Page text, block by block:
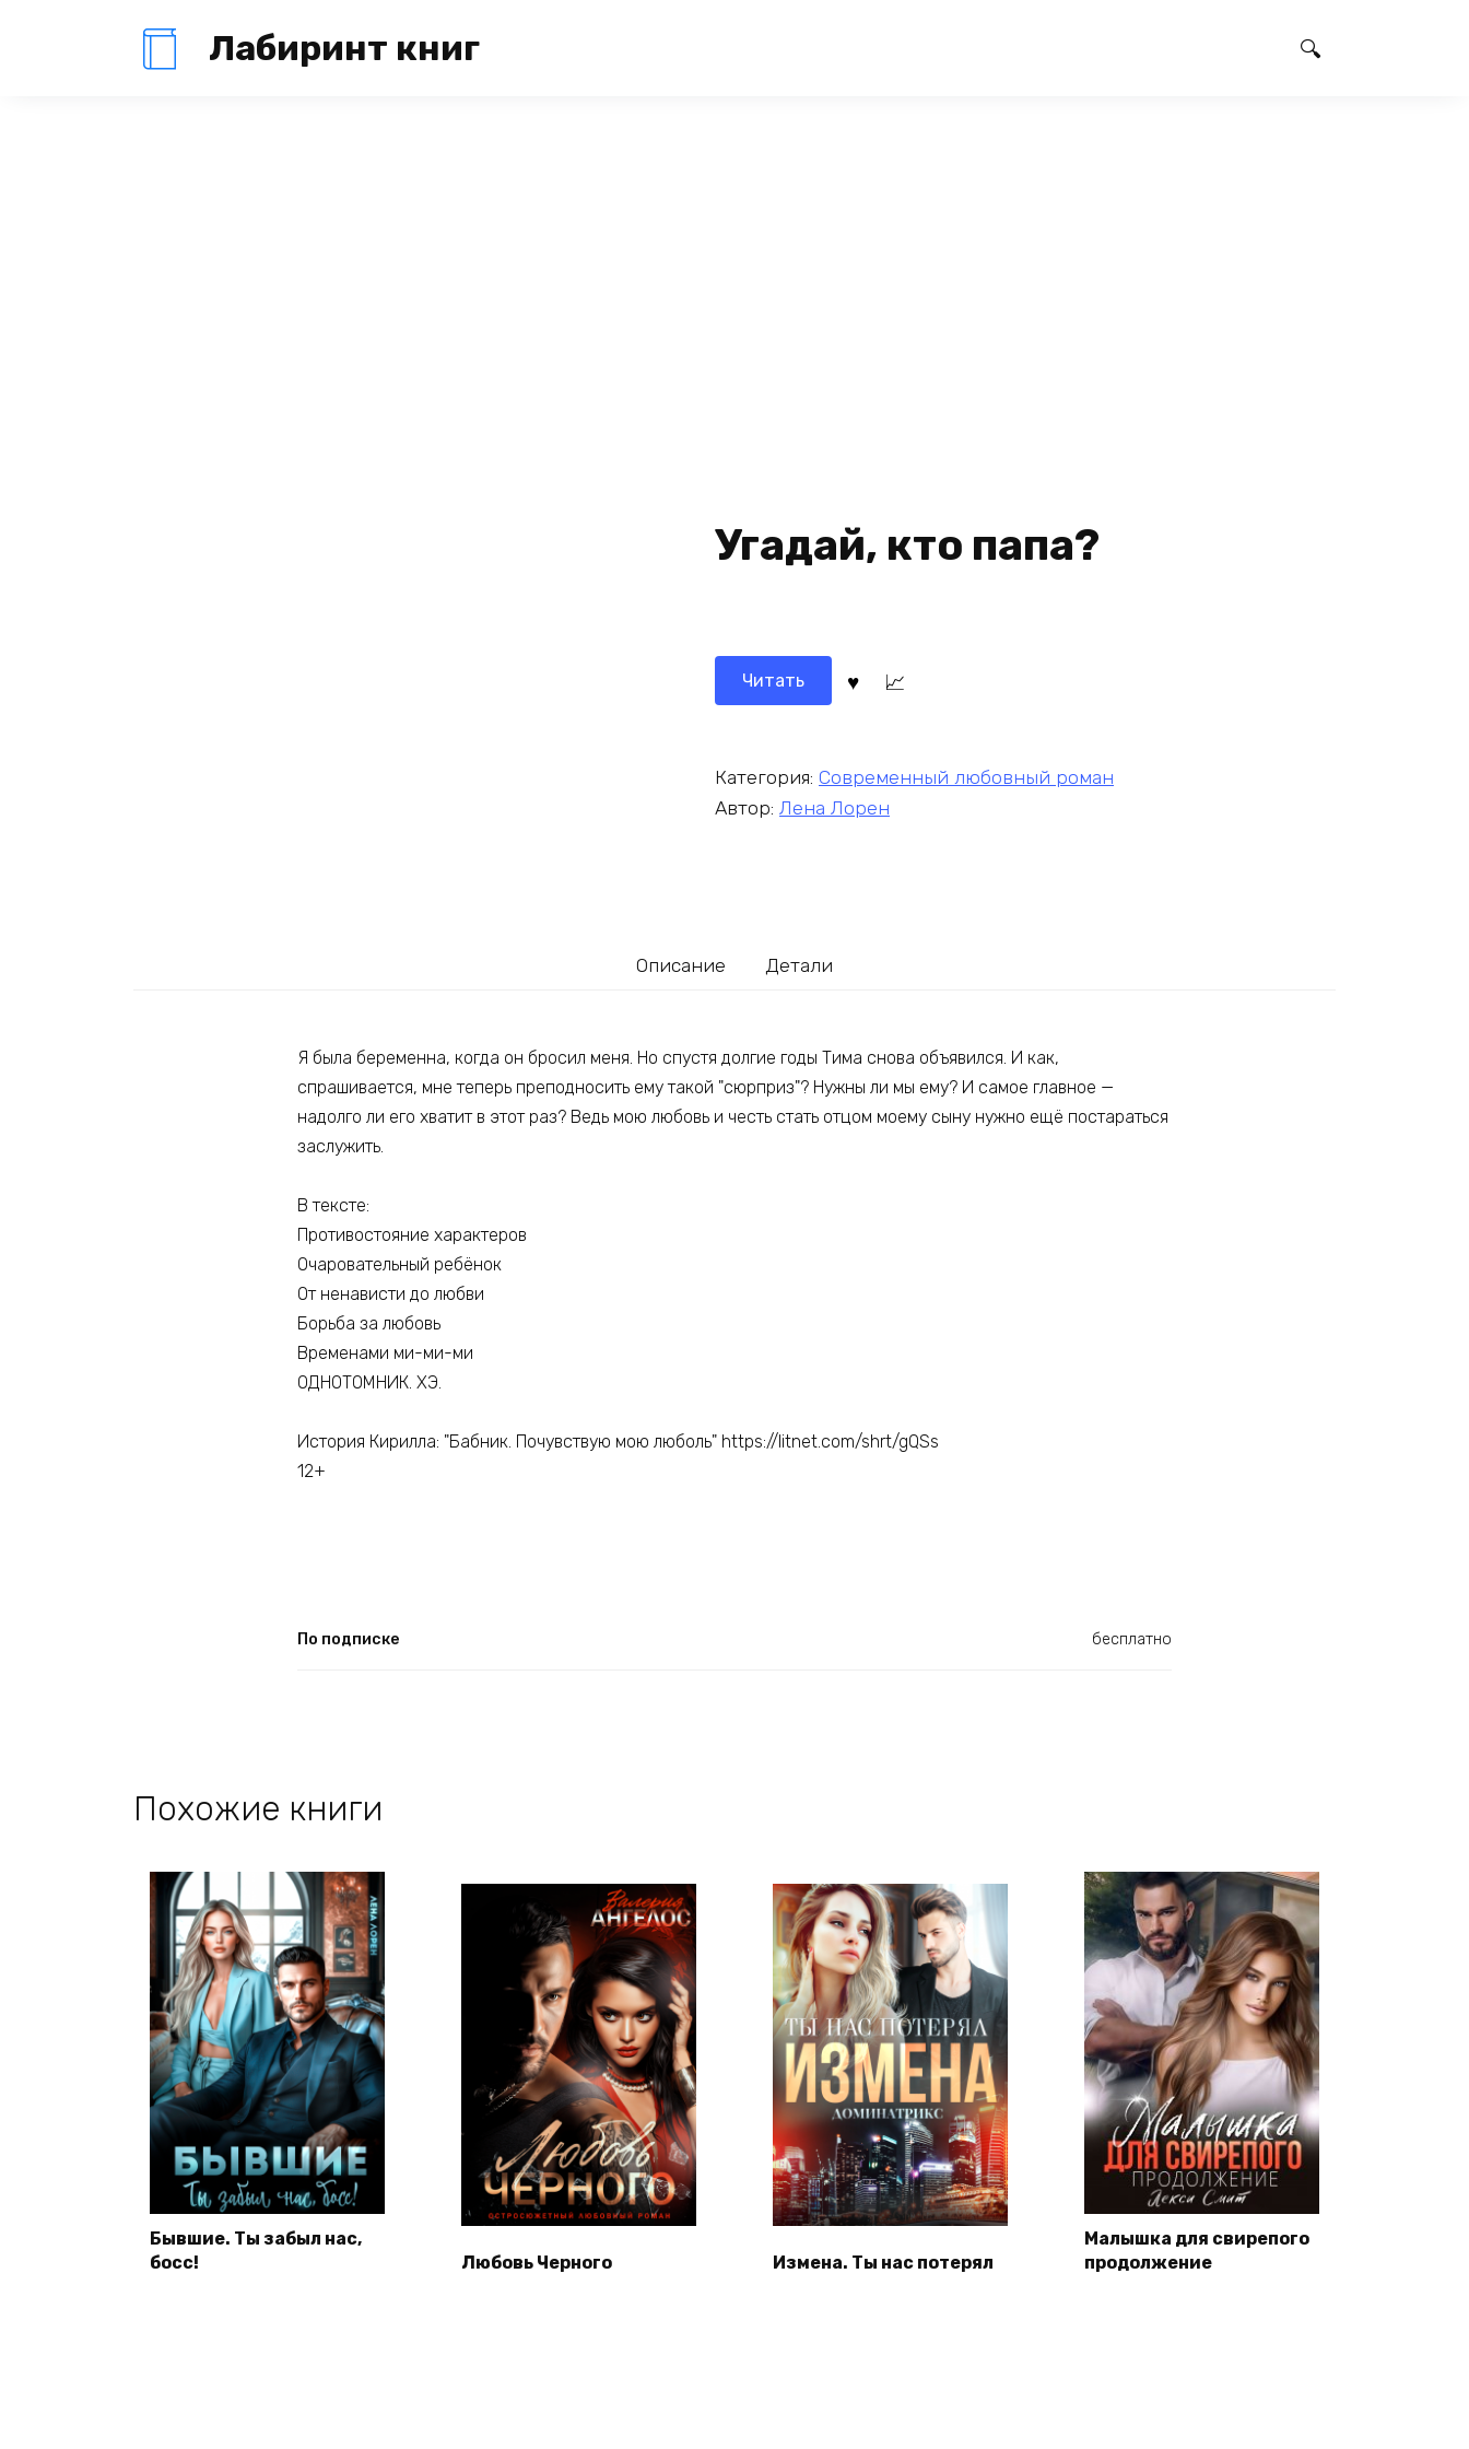
Лабиринт книг
Угадай, кто папа?
Читать
Категория: Современный любовный роман
Автор: Лена Лорен
Описание Детали
Я была беременна, когда он бросил меня. Но спустя долгие годы Тима снова объявился. И как,
спрашивается, мне теперь преподносить ему такой "сюрприз"? Нужны ли мы ему? И самое главное —
надолго ли его хватит в этот раз? Ведь мою любовь и честь стать отцом моему сыну нужно ещё постараться
заслужить.
В тексте:
Противостояние характеров
Очаровательный ребёнок
От ненависти до любви
Борьба за любовь
Временами ми-ми-ми
ОДНОТОМНИК. ХЭ.
История Кирилла: "Бабник. Почувствую мою люболь" https://litnet.com/shrt/gQSs
12+
По подписке бесплатно
Похожие книги
Бывшие. Ты забыл нас,
босс!
Любовь Черного Измена. Ты нас потерял
Малышка для свирепого
продолжение